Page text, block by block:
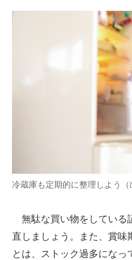
冷蔵庫も定期的に整理しよう（
無駄な買い物をしている
直しましょう。また、賞味
とは、ストック過多になっ